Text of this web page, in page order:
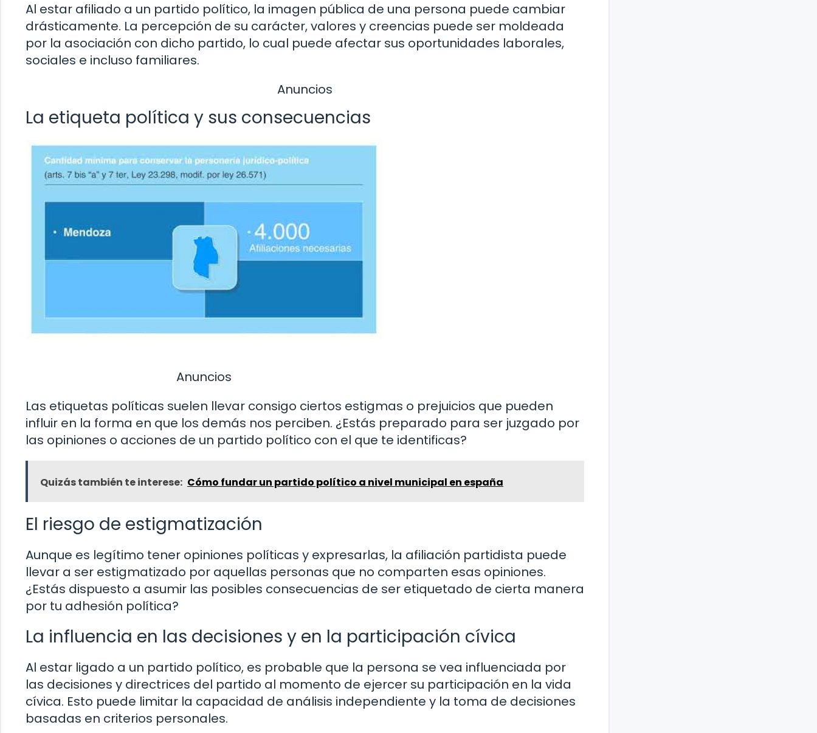
Al estar afiliado a un partido político, la imagen pública de una persona puede cambiar
drásticamente. La percepción de su carácter, valores y creencias puede ser moldeada
por la asociación con dicho partido, lo cual puede afectar sus oportunidades laborales,
sociales e incluso familiares.
Anuncios
La etiqueta política y sus consecuencias
Anuncios
Las etiquetas políticas suelen llevar consigo ciertos estigmas o prejuicios que pueden
influir en la forma en que los demás nos perciben. ¿Estás preparado para ser juzgado por
las opiniones o acciones de un partido político con el que te identificas?
Quizás también te interese: Cómo fundar un partido político a nivel municipal en españa
El riesgo de estigmatización
Aunque es legítimo tener opiniones políticas y expresarlas, la afiliación partidista puede
llevar a ser estigmatizado por aquellas personas que no comparten esas opiniones.
¿Estás dispuesto a asumir las posibles consecuencias de ser etiquetado de cierta manera
por tu adhesión política?
La influencia en las decisiones y en la participación cívica
Al estar ligado a un partido político, es probable que la persona se vea influenciada por
las decisiones y directrices del partido al momento de ejercer su participación en la vida
cívica. Esto puede limitar la capacidad de análisis independiente y la toma de decisiones
basadas en criterios personales.